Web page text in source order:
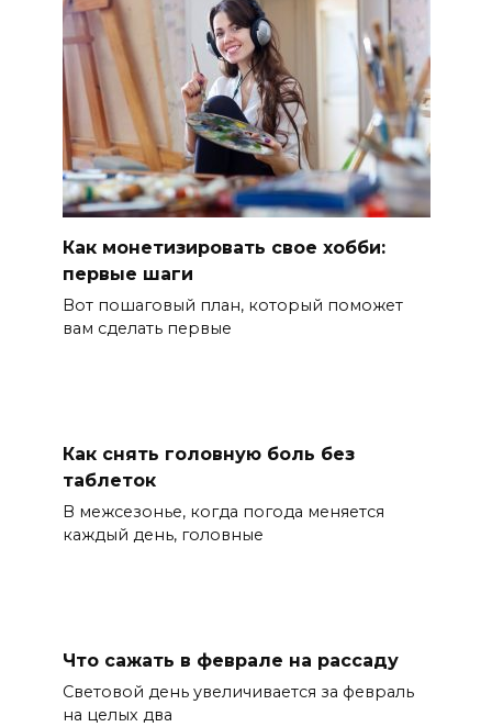
Как монетизировать свое хобби:
первые шаги
Вот пошаговый план, который поможет
вам сделать первые
Как снять головную боль без
таблеток
В межсезонье, когда погода меняется
каждый день, головные
Что сажать в феврале на рассаду
Световой день увеличивается за февраль
на целых два